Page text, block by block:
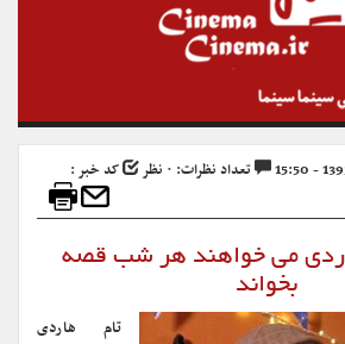
تعداد نظرات: ۰ نظر
کد خبر :
می خواهند هر شب قصه
بخواند
تام هاردی